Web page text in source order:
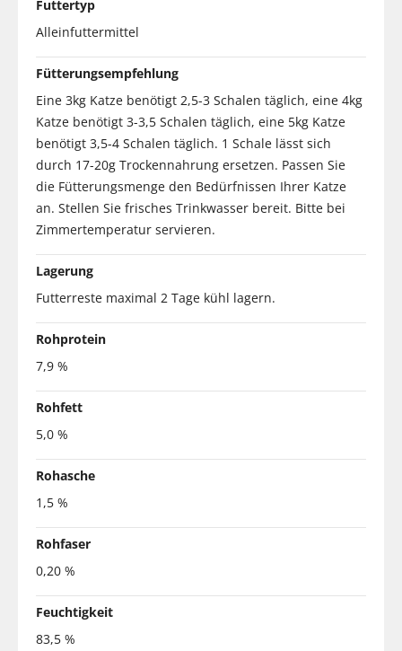
Futtertyp
Alleinfuttermittel
Fütterungsempfehlung
Eine 3kg Katze benötigt 2,5-3 Schalen täglich, eine 4kg
Katze benötigt 3-3,5 Schalen täglich, eine 5kg Katze
benötigt 3,5-4 Schalen täglich. 1 Schale lässt sich
durch 17-20g Trockennahrung ersetzen. Passen Sie
die Fütterungsmenge den Bedürfnissen Ihrer Katze
an. Stellen Sie frisches Trinkwasser bereit. Bitte bei
Zimmertemperatur servieren.
Lagerung
Futterreste maximal 2 Tage kühl lagern.
Rohprotein
7,9 %
Rohfett
5,0 %
Rohasche
1,5 %
Rohfaser
0,20 %
Feuchtigkeit
83,5 %